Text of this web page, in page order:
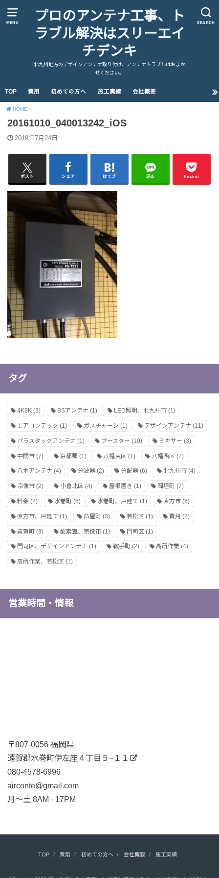
MENU SEARCH
プロのアンテナ工事、ト
ラブル解決はスリーエイ
チデンキ
北九州地方のデザインアンテナ取り付け、アンテナトラブルはおまか
せください。
TOP 費用 初めての方へ 施工実績 会社概要
HOME
20161010_040013242_iOS
2019年7月24日
ポスト シェア はてブ 送る Pocket
タグ
4K8K (3) BSアンテナ(1) LED照明、北九州市(1)
エアコンテック (1) ガスチャージ (1) デザインアンテナ(11)
パラスタックアンテナ (1) ブースター (10) ミキサー (3)
中間市 (7) 京都郡 (1) 八幡東区 (1) 八幡西区 (7)
八木アンテナ (4) 分波器(2) 分配器(6) 北九州市 (4)
宗像市 (2) 小倉北区(4) 屋根置き (1) 岡垣町 (7)
料金 (2) 水巻町(6) 水巻町、戸建て (1) 直方市 (6)
直方市、戸建て (1) 芦屋町(3) 若松区 (1) 費用 (2)
遠賀町 (3) 酸素室、宗像市(1) 門司区 (1)
門司区、デザインアンテナ (1) 鞍手町(2) 高所作業(4)
高所作業、若松区 (1)
営業時間・情報
〒807-0056 福岡県
遠賀郡水巻町伊左座４丁目５−１１
080-4578-6996
airconte@gmail.com
月〜土 8AM - 17PM
TOP 費用 初めての方へ 会社概要 施工実績